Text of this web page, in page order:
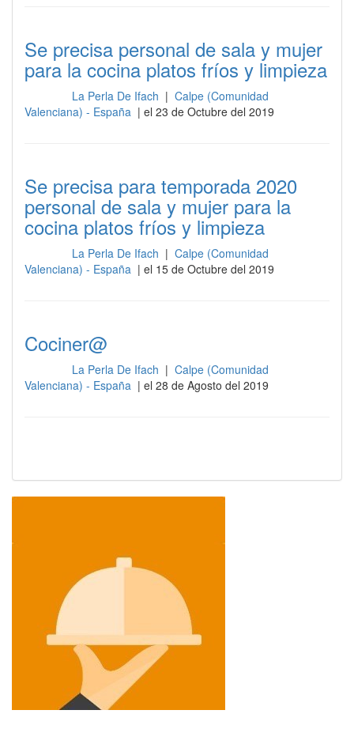
Se precisa personal de sala y mujer
para la cocina platos fríos y limpieza
La Perla De Ifach | Calpe (Comunidad
Valenciana) - España | el 23 de Octubre del 2019
Se precisa para temporada 2020
personal de sala y mujer para la
cocina platos fríos y limpieza
La Perla De Ifach | Calpe (Comunidad
Valenciana) - España | el 15 de Octubre del 2019
Cociner@
La Perla De Ifach | Calpe (Comunidad
Valenciana) - España | el 28 de Agosto del 2019